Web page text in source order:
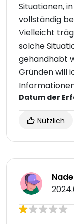
Situationen,
vollständig
Vielleicht
solche
gehandhabt
Gründen will
Datum der
Nützlich